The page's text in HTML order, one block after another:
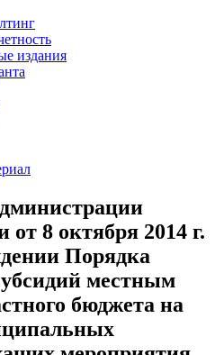
издания
8 октября 2014 г.
Порядка
местным
бюджета на